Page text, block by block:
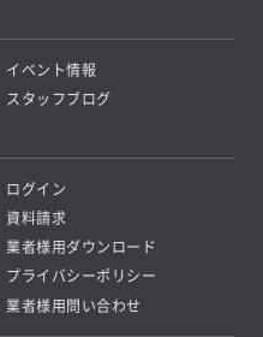
イベント情報
スタッフブログ
ログイン
資料請求
業者様用ダウンロード
プライバシーポリシー
業者様用問い合わせ